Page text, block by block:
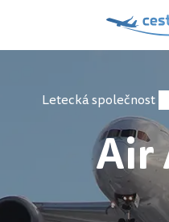
Letecká společnost
Air